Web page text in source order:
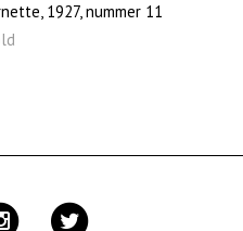
1927, nummer 11